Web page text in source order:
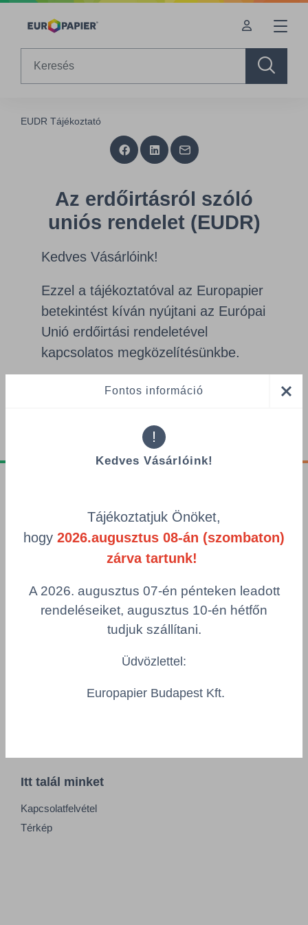
Table Of Content
Az erdőirtásról szóló uniós rendelet (EUDR)
EUDR Tájékoztató
Az erdőirtásról szóló
uniós rendelet (EUDR)
Kedves Vásárlóink!
Ezzel a tájékoztatóval az Europapier
betekintést kíván nyújtani az Európai
Unió erdőirtási rendeletével
kapcsolatos megközelítésünkbe.
Adatvédelmi nyilatkozat
GDPR tájékoztató
Adatkezelési tájékoztató
Alapvető munkaügyi szabályok
Visszaélés-bejelentés
Itt talál minket
Kapcsolatfelvétel
Térkép
Fontos információ
!
Kedves Vásárlóink!
Tájékoztatjuk Önöket,
hogy 2026.augusztus 08-án (szombaton)
zárva tartunk!
A 2026. augusztus 07-én pénteken leadott
rendeléseiket, augusztus 10-én hétfőn
tudjuk szállítani.
Üdvözlettel:
Europapier Budapest Kft.